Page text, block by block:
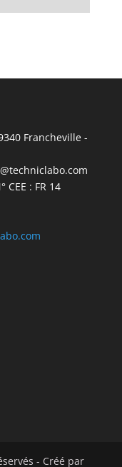
Francheville -
CEE : FR 14
- Créé par